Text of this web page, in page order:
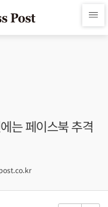
는 페이스북 추격